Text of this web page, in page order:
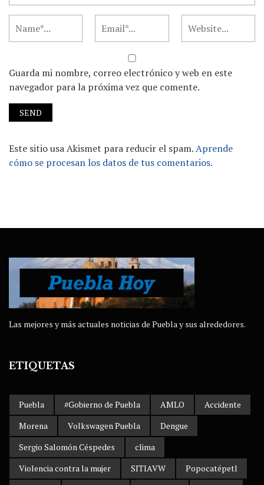
Guarda mi nombre, correo electrónico y web en este
navegador para la próxima vez que comente.
Este sitio usa Akismet para reducir el spam.Aprende
cómo se procesan los datos de tus comentarios.
Las mejores y más actuales noticias de Puebla y sus alrededores.
ETIQUETAS
Puebla #Gobierno de Puebla AMLO
Accidente
Morena
Volkswagen Puebla
Dengue
Sergio Salomón Céspedes
clima
Violencia contra la mujer
SITIAVW
Popocatépetl